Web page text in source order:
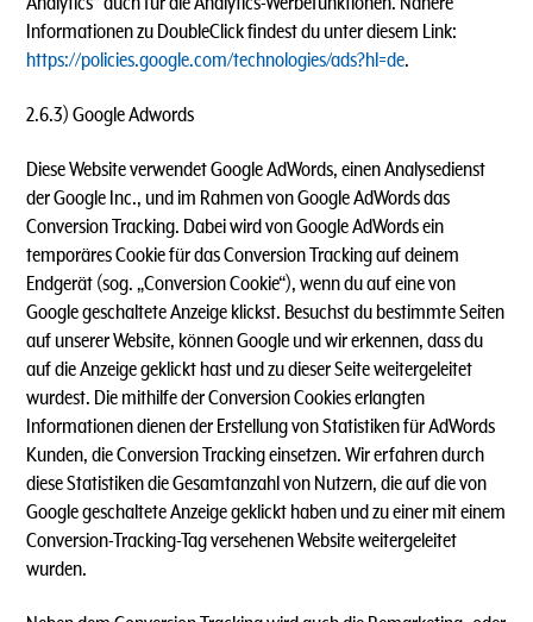
Informationen zu DoubleClick findest du unter diesem Link:
https://policies.google.com/technologies/ads?hl=de.
2.6.3) Google Adwords
Diese Website verwendet Google AdWords, einen Analysedienst
der Google Inc., und im Rahmen von Google AdWords das
Conversion Tracking. Dabei wird von Google AdWords ein
temporäres Cookie für das Conversion Tracking auf deinem
Endgerät (sog. „Conversion Cookie“), wenn du auf eine von
Google geschaltete Anzeige klickst. Besuchst du bestimmte Seiten
auf unserer Website, können Google und wir erkennen, dass du
auf die Anzeige geklickt hast und zu dieser Seite weitergeleitet
wurdest. Die mithilfe der Conversion Cookies erlangten
Informationen dienen der Erstellung von Statistiken für AdWords
Kunden, die Conversion Tracking einsetzen. Wir erfahren durch
diese Statistiken die Gesamtanzahl von Nutzern, die auf die von
Google geschaltete Anzeige geklickt haben und zu einer mit einem
Conversion-Tracking-Tag versehenen Website weitergeleitet
wurden.